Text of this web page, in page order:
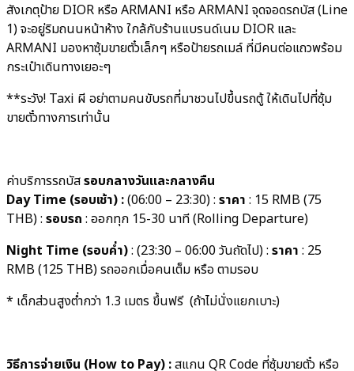
สังเกตุป้าย DIOR หรือ ARMANI หรือ ARMANI จุดจอดรถบัส (Line
1) จะอยู่ริมถนนหน้าห้าง ใกล้กับร้านแบรนด์เนม DIOR และ
ARMANI มองหาซุ้มขายตั๋วเล็กๆ หรือป้ายรถเมล์ ที่มีคนต่อแถวพร้อม
กระเป๋าเดินทางเยอะๆ
**ระวัง! Taxi ผี อย่าตามคนขับรถที่มาชวนไปขึ้นรถตู้ ให้เดินไปที่ซุ้ม
ขายตั๋วทางการเท่านั้น
ค่าบริการรถบัสรอบกลางวันและกลางคืน
Day Time (รอบเช้า) :(06:00 – 23:30) : ราคา : 15 RMB (75
THB) : รอบรถ : ออกทุก 15-30 นาที (Rolling Departure)
Night Time (รอบค่ำ): (23:30 – 06:00 วันถัดไป) : ราคา : 25
RMB (125 THB) รถออกเมื่อคนเต็ม หรือ ตามรอบ
* เด็กส่วนสูงต่ำกว่า 1.3 เมตร ขึ้นฟรี (ถ้าไม่นั่งแยกเบาะ)
วิธีการจ่ายเงิน (How to Pay) :สแกน QR Code ที่ซุ้มขายตั๋ว หรือ